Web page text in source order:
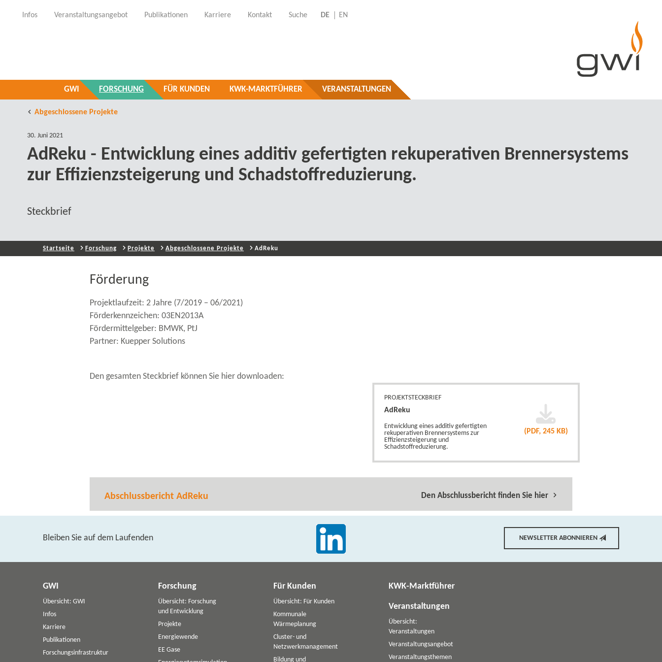
Infos Veranstaltungsangebot Publikationen Karriere Kontakt Suche DE EN
GWI FORSCHUNG FÜR KUNDEN KWK-MARKTFÜHRER VERANSTALTUNGEN
Abgeschlossene Projekte
30. Juni 2021
AdReku - Entwicklung eines additiv gefertigten rekuperativen Brennersystems
zur Effizienzsteigerung und Schadstoffreduzierung.
Steckbrief
Startseite Forschung Projekte Abgeschlossene Projekte AdReku
Förderung
Projektlaufzeit: 2 Jahre (7/2019 – 06/2021)
Förderkennzeichen: 03EN2013A
Fördermittelgeber: BMWK, PtJ
Partner: Kuepper Solutions
Den gesamten Steckbrief können Sie hier downloaden:
PROJEKTSTECKBRIEF
AdReku
Entwicklung eines additiv gefertigten
rekuperativen Brennersystems zur
Effizienzsteigerung und
Schadstoffreduzierung.
(PDF, 245 KB)
Abschlussbericht AdReku Den Abschlussbericht finden Sie hier
Bleiben Sie auf dem Laufenden NEWSLETTER ABONNIEREN
GWI
Übersicht: GWI
Infos
Karriere
Publikationen
Forschungsinfrastruktur
Forschung
Übersicht: Forschung
und Entwicklung
Projekte
Energiewende
EE Gase
Für Kunden
Übersicht: Für Kunden
Kommunale
Wärmeplanung
Cluster- und
Netzwerkmanagement
Bildung und
KWK-Marktführer
Veranstaltungen
Übersicht:
Veranstaltungen
Veranstaltungsangebot
Veranstaltungsthemen